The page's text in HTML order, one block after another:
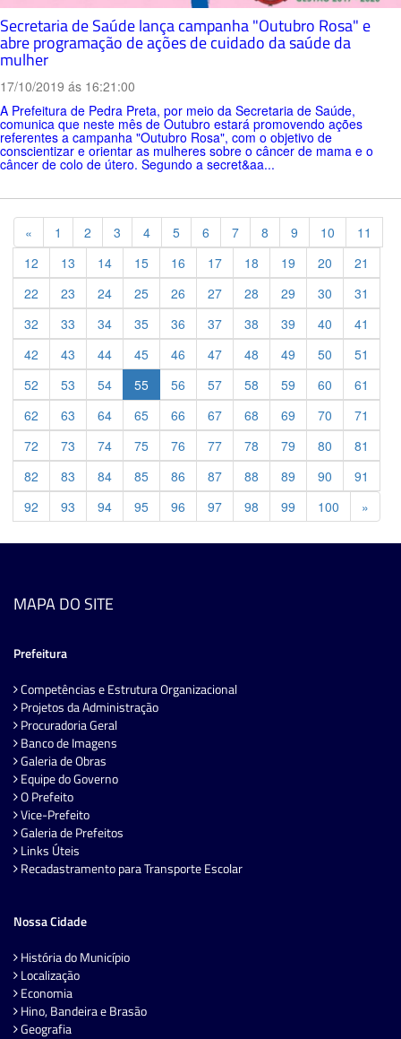
Secretaria de Saúde lança campanha "Outubro Rosa" e
abre programação de ações de cuidado da saúde da
mulher
17/10/2019 ás 16:21:00
A Prefeitura de Pedra Preta, por meio da Secretaria de Saúde,
comunica que neste mês de Outubro estará promovendo ações
referentes a campanha "Outubro Rosa", com o objetivo de
conscientizar e orientar as mulheres sobre o câncer de mama e o
câncer de colo de útero. Segundo a secret&aa...
« Previous
1 2 3 4 5 6 7 8 9 10
11
12
13 14 15 16 17 18 19 20
21
22
23 24 25 26 27 28 29 30
31
32
33 34 35 36 37 38 39 40
41
42
43 44 45 46 47 48 49 50
51
52
53 54 55 56 57 58 59 60
61
62
63 64 65 66 67 68 69 70
71
72
73 74 75 76 77 78 79 80
81
82
83 84 85 86 87 88 89 90
91
92
93 94 95 96 97 98 99 100 »
MAPA DO SITE
Prefeitura
Competências e Estrutura Organizacional
Projetos da Administração
Procuradoria Geral
Banco de Imagens
Galeria de Obras
Equipe do Governo
O Prefeito
Vice-Prefeito
Galeria de Prefeitos
Links Úteis
Recadastramento para Transporte Escolar
Nossa Cidade
História do Município
Localização
Economia
Hino, Bandeira e Brasão
Geografia